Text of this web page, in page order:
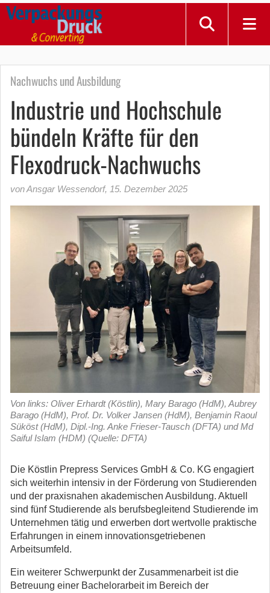
Nachwuchs und Ausbildung
Industrie und Hochschule
bündeln Kräfte für den
Flexodruck-Nachwuchs
von Ansgar Wessendorf, 15. Dezember 2025
Von links: Oliver Erhardt (Köstlin), Mary Barago (HdM), Aubrey
Barago (HdM), Prof. Dr. Volker Jansen (HdM), Benjamin Raoul
Süköst (HdM), Dipl.-Ing. Anke Frieser-Tausch (DFTA) und Md
Saiful Islam (HDM) (Quelle: DFTA)
Die Köstlin Prepress Services GmbH & Co. KG engagiert
sich weiterhin intensiv in der Förderung von Studierenden
und der praxisnahen akademischen Ausbildung. Aktuell
sind fünf Studierende als berufsbegleitend Studierende im
Unternehmen tätig und erwerben dort wertvolle praktische
Erfahrungen in einem innovationsgetriebenen
Arbeitsumfeld.
Ein weiterer Schwerpunkt der Zusammenarbeit ist die
Betreuung einer Bachelorarbeit im Bereich der